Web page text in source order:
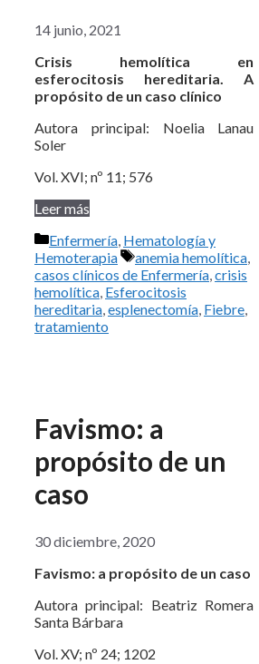
14 junio, 2021
Crisis hemolítica en
esferocitosis hereditaria. A
propósito de un caso clínico
Autora principal: Noelia Lanau
Soler
Vol. XVI; nº 11; 576
Leer más
Categorías
Enfermería, Hematología y
Hemoterapia
Etiquetas
anemia hemolítica,
casos clínicos de Enfermería,crisis
hemolítica, Esferocitosis
hereditaria,esplenectomía, Fiebre,
tratamiento
Favismo: a
propósito de un
caso
30 diciembre, 2020
Favismo: a propósito de un caso
Autora principal: Beatriz Romera
Santa Bárbara
Vol. XV; nº 24; 1202